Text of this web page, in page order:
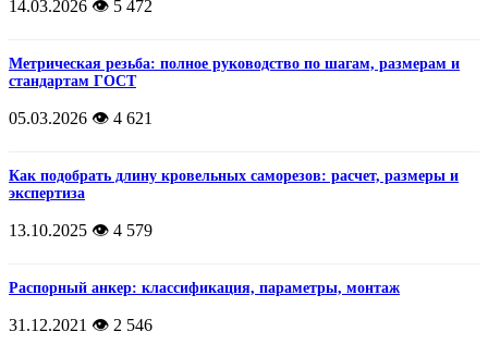
14.03.2026 👁️ 5 472
Метрическая резьба: полное руководство по шагам, размерам и
стандартам ГОСТ
05.03.2026 👁️ 4 621
Как подобрать длину кровельных саморезов: расчет, размеры и
экспертиза
13.10.2025 👁️ 4 579
Распорный анкер: классификация, параметры, монтаж
31.12.2021 👁️ 2 546